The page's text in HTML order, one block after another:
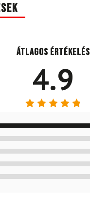
Átlagos értékelés
4.9
4.89/ 5